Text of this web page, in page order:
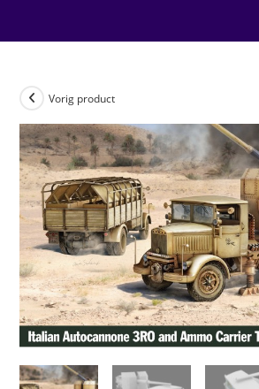
Vorig product